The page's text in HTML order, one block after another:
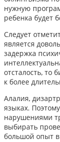
нужную
ребенка будет
Следует
является
задержка
отсталость, то
к более
Алалия,
языках.
нарушениями
выбирать
большой опыт в